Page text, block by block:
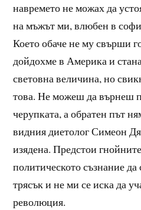
навремето не можах да
на мъжът ми, влюбен в
Което обаче не му свърши
дойдохме в Америка и
световна величина, но
това. Не можеш да върнеш
черупката, а обратен път
видния диетолог Симеон
изядена. Предстои
политическото съзнание да
трясък и не ми се иска да
революция.